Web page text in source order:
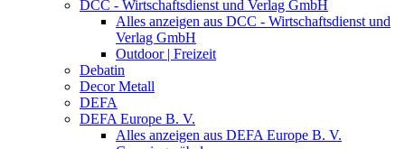
DCC - Wirtschaftsdienst und Verlag GmbH
Alles anzeigen aus DCC - Wirtschaftsdienst und
Verlag GmbH
Outdoor | Freizeit
Debatin
Decor Metall
DEFA
DEFA Europe B. V.
Alles anzeigen aus DEFA Europe B. V.